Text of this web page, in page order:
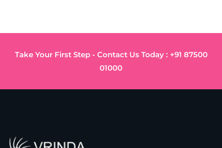
Take Your First Step - Contact Us Today : +91 87500
01000